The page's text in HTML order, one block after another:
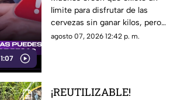
1:07
de peso (+VIDEO)
límite para disfrutar de las
cervezas sin ganar kilos, pero
especialistas explican qué
agosto 07, 2026 12:42 p. m.
¡REUTILIZABLE!